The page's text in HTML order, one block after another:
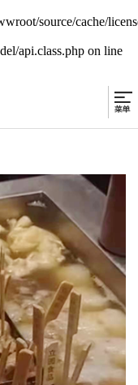
source/cache/
api.class.php on line